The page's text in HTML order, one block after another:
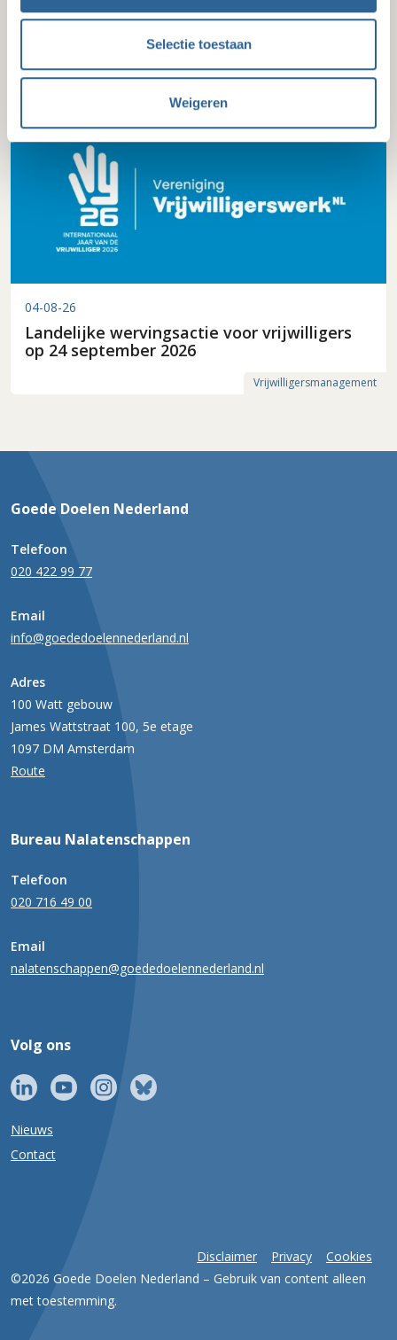
Selectie toestaan
Weigeren
04-08-26 lock
Bespaar op afvalinzameling met Renewi
Inkoop
04-08-26
Landelijke wervingsactie voor vrijwilligers
op 24 september 2026
Vrijwilligersmanagement
Goede Doelen Nederland
Telefoon
020 422 99 77
Email
info@goededoelennederland.nl
Adres
100 Watt gebouw
James Wattstraat 100, 5e etage
1097 DM Amsterdam
Route
Bureau Nalatenschappen
Telefoon
020 716 49 00
Email
nalatenschappen@goededoelennederland.nl
Volg ons
Nieuws
Contact
Disclaimer Privacy
Cookies
©2026 Goede Doelen Nederland – Gebruik van content alleen
met toestemming.